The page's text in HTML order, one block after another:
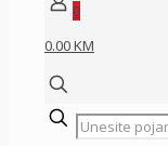
0
0.00 KM